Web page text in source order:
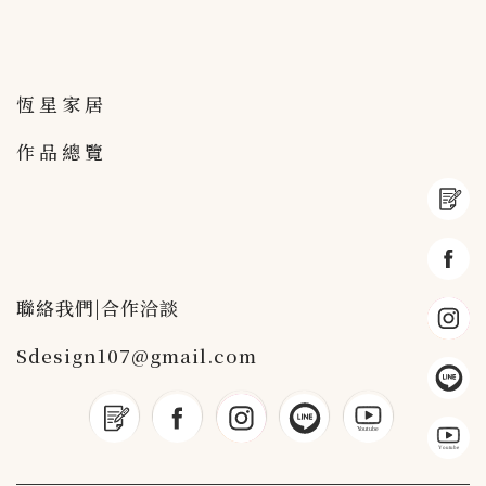
恆星家居
作品總覽
聯絡我們|合作洽談
Sdesign107@gmail.com